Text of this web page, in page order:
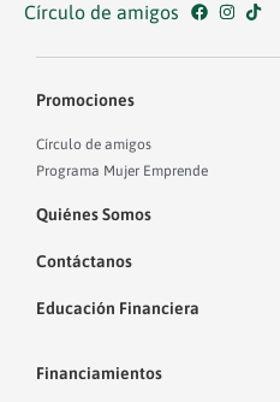
Círculo de amigos
Promociones
Círculo de amigos
Programa Mujer Emprende
Quiénes Somos
Contáctanos
Educación Financiera
Financiamientos